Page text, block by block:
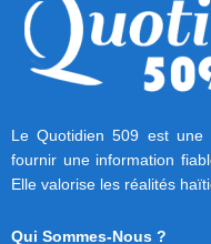
Le Quotidien 509 est
fournir une information
Elle valorise les réalités
Qui Sommes-Nous ?